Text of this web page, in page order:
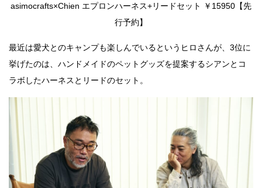
asimocrafts×Chien エプロンハーネス+リードセット ￥15950【先
行予約】
最近は愛犬とのキャンプも楽しんでいるというヒロさんが、3位に
挙げたのは、ハンドメイドのペットグッズを提案するシアンとコ
ラボしたハーネスとリードのセット。